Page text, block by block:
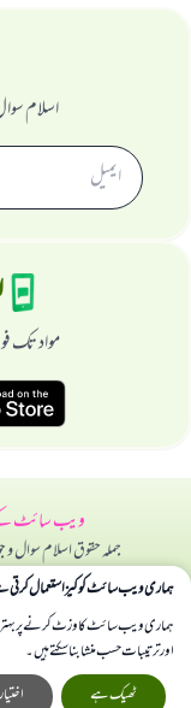
اسلام
مواد تک
ویب سائٹ
جملہ حقوق اسلام سوال و
ہماری ویب سائٹ کوکیز استعمال
ہماری ویب سائٹ کا وزٹ کرنے پر
اور ترتیبات حسب منشا بنا سکتے ہیں۔
ٹھیک ہے